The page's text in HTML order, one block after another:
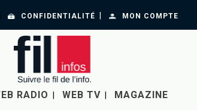
CONFIDENTIALITÉ MON COMPTE
RADIO WEB TV MAGAZINE